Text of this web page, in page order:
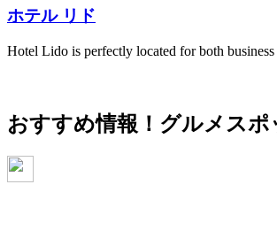
ホテル リド
Hotel Lido is perfectly located for both business
おすすめ情報！ グルメスポ